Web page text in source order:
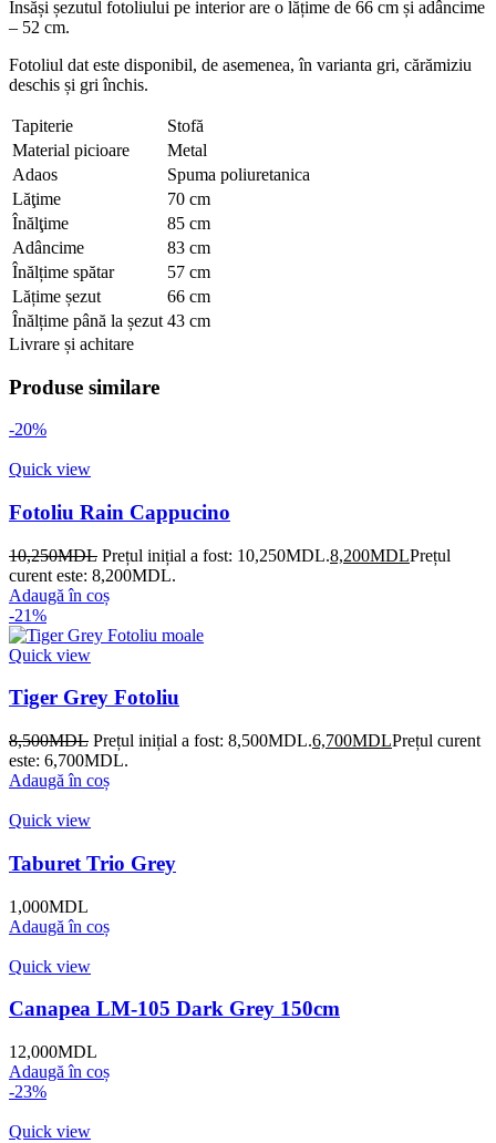
Însăși șezutul fotoliului pe interior are o lățime de 66 cm și adâncime
– 52 cm.
Fotoliul dat este disponibil, de asemenea, în varianta gri, cărămiziu
deschis și gri închis.
Tapiterie
Stofă
Material picioare
Metal
Adaos
Spuma poliuretanica
Lăţime
70 cm
Înălţime
85 cm
Adâncime
83 cm
Înălțime spătar
57 cm
Lățime șezut
66 cm
Înălțime până la șezut 43 cm
Livrare și achitare
Produse similare
-20%
Quick view
Fotoliu Rain Cappucino
10,250MDL Prețul inițial a fost: 10,250MDL.8,200MDLPrețul
curent este: 8,200MDL.
Adaugă în coș
-21%
Quick view
Tiger Grey Fotoliu
8,500MDL Prețul inițial a fost: 8,500MDL.6,700MDLPrețul curent
este: 6,700MDL.
Adaugă în coș
Quick view
Taburet Trio Grey
1,000MDL
Adaugă în coș
Quick view
Canapea LM-105 Dark Grey 150cm
12,000MDL
Adaugă în coș
-23%
Quick view